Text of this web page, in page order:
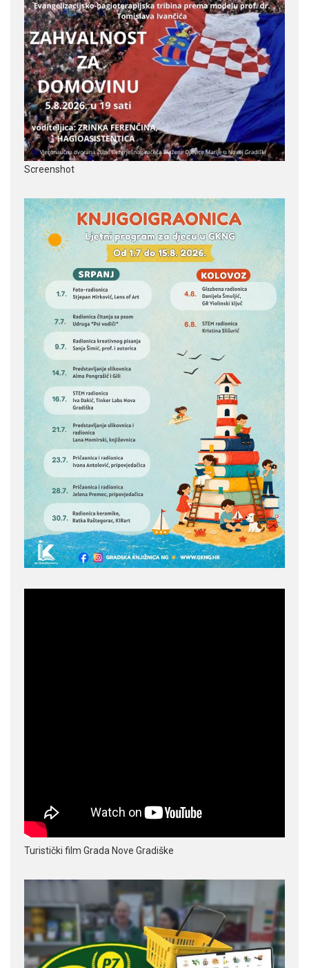
Screenshot
Turistički film Grada Nove Gradiške